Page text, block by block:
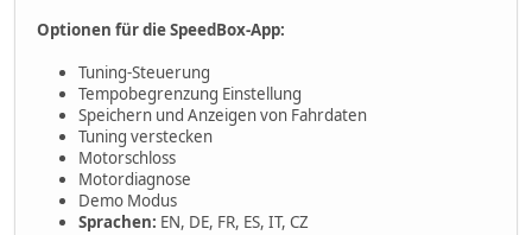
Optionen für die SpeedBox-App:
Tuning-Steuerung
Tempobegrenzung Einstellung
Speichern und Anzeigen von Fahrdaten
Tuning verstecken
Motorschloss
Motordiagnose
Demo Modus
Sprachen: EN, DE, FR, ES, IT, CZ